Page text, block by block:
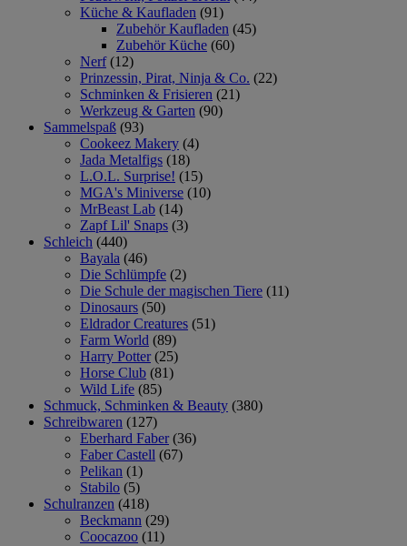
Küche & Kaufladen (91)
Zubehör Kaufladen (45)
Zubehör Küche (60)
Nerf (12)
Prinzessin, Pirat, Ninja & Co. (22)
Schminken & Frisieren (21)
Werkzeug & Garten (90)
Sammelspaß (93)
Cookeez Makery (4)
Jada Metalfigs (18)
L.O.L. Surprise! (15)
MGA's Miniverse (10)
MrBeast Lab (14)
Zapf Lil' Snaps (3)
Schleich (440)
Bayala (46)
Die Schlümpfe (2)
Die Schule der magischen Tiere (11)
Dinosaurs (50)
Eldrador Creatures (51)
Farm World (89)
Harry Potter (25)
Horse Club (81)
Wild Life (85)
Schmuck, Schminken & Beauty (380)
Schreibwaren (127)
Eberhard Faber (36)
Faber Castell (67)
Pelikan (1)
Stabilo (5)
Schulranzen (418)
Beckmann (29)
Coocazoo (11)